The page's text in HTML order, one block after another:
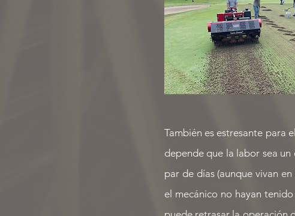
También es estresante para
depende que la labor sea
par de días (aunque vivan
el mecánico no hayan